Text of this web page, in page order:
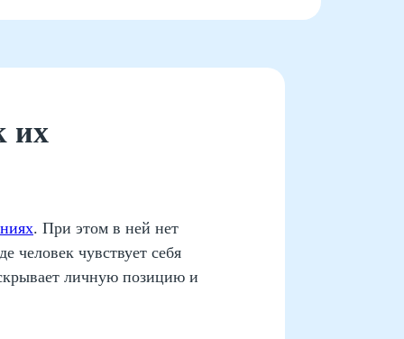
их
. При этом в ней нет
человек чувствует себя
личную позицию и